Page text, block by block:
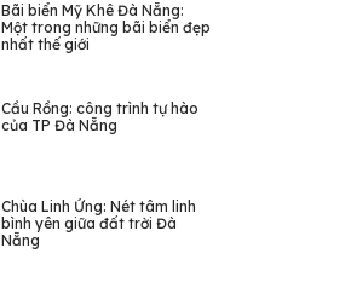
Bãi biển Mỹ Khê Đà Nẵng:
Một trong những bãi biển đẹp
nhất thế giới
Cầu Rồng: công trình tự hào
của TP Đà Nẵng
Chùa Linh Ứng: Nét tâm linh
bình yên giữa đất trời Đà
Nẵng